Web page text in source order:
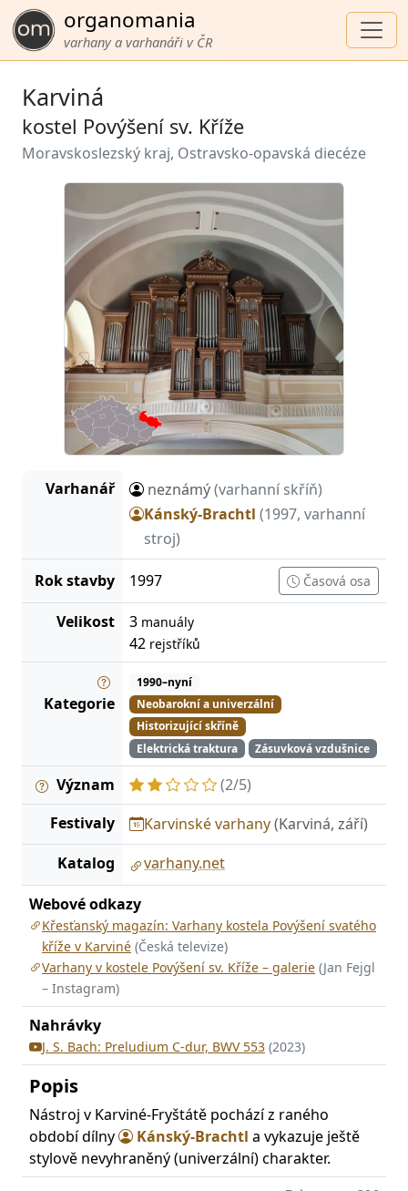
organomania
varhany a varhanáři v ČR
Karviná
kostel Povýšení sv. Kříže
Moravskoslezský kraj, Ostravsko-opavská diecéze
Varhanář neznámý(varhanní skříň)
Kánský-Brachtl (1997, varhanní
stroj)
Rok stavby 1997 Časová osa
Velikost 3 manuály
42 rejstříků
Kategorie
1990–nyní
Neobarokní a univerzální
Historizující skříně
Elektrická traktura
Zásuvková vzdušnice
Význam
(2/5)
Festivaly
Karvinské varhany(Karviná, září)
Katalog
varhany.net
Webové odkazy
Křesťanský magazín: Varhany kostela Povýšení svatého
kříže v Karviné (Česká televize)
Varhany v kostele Povýšení sv. Kříže – galerie (Jan Fejgl
– Instagram)
Nahrávky
J. S. Bach: Preludium C-dur, BWV 553 (2023)
Popis
Nástroj v Karviné-Fryštátě pochází z raného
období dílny
Kánský-Brachtl a vykazuje ještě
stylově nevyhraněný (univerzální) charakter.